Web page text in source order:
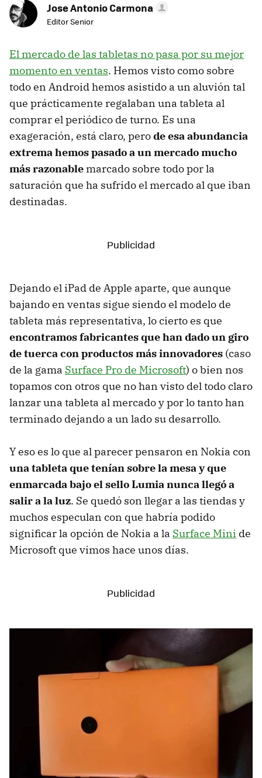
Jose Antonio Carmona
Editor Senior
El mercado de las tabletas no pasa por su mejor
momento en ventas. Hemos visto como sobre
todo en Android hemos asistido a un aluvión tal
que prácticamente regalaban una tableta al
comprar el periódico de turno. Es una
exageración, está claro, perode esa abundancia
extrema hemos pasado a un mercado mucho
más razonable marcado sobre todo por la
saturación que ha sufrido el mercado al que iban
destinadas.
Dejando el iPad de Apple aparte, que aunque
bajando en ventas sigue siendo el modelo de
tableta más representativa, lo cierto es que
encontramos fabricantes que han dado un giro
de tuerca con productos más innovadores (caso
de la gama Surface Pro de Microsoft) o bien nos
topamos con otros que no han visto del todo claro
lanzar una tableta al mercado y por lo tanto han
terminado dejando a un lado su desarrollo.
Y eso es lo que al parecer pensaron en Nokia con
una tableta que tenían sobre la mesa y que
enmarcada bajo el sello Lumia nunca llegó a
salir a la luz. Se quedó son llegar a las tiendas y
muchos especulan con que habría podido
significar la opción de Nokia a la Surface Mini de
Microsoft que vimos hace unos días.